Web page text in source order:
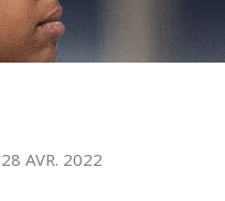
TECHNOLOGIES
28 AVR. 2022